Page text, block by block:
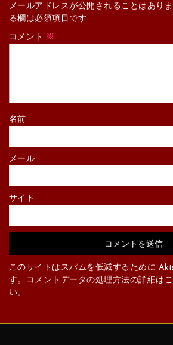
メールアドレスが公開されることはありま
る欄は必須項目です
コメント ※
名前
メール
サイト
このサイトはスパムを低減するために
す。
コメントデータの処理方法の詳細は
い。